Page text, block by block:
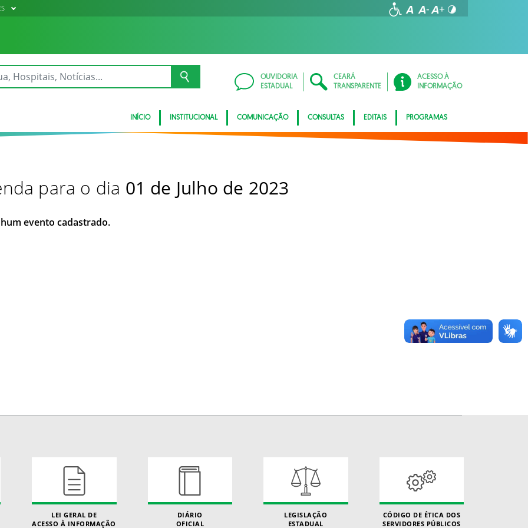
OUVIDORIA
ESTADUAL
CEARÁ
TRANSPARENTE
ACESSO À
INFORMAÇÃO
INÍCIO INSTITUCIONAL COMUNICAÇÃO CONSULTAS EDITAIS PROGRAMAS
para o dia 01 de Julho de 2023
evento cadastrado.
LEI GERAL DE
ACESSO À INFORMAÇÃO
DIÁRIO
OFICIAL
LEGISLAÇÃO
ESTADUAL
CÓDIGO DE ÉTICA DOS
SERVIDORES PÚBLICOS